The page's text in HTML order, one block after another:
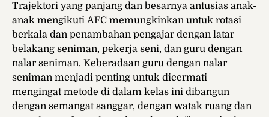
Trajektori yang panjang dan besarnya antusias anak-
anak mengikuti AFC memungkinkan untuk rotasi
berkala dan penambahan pengajar dengan latar
belakang seniman, pekerja seni, dan guru dengan
nalar seniman. Keberadaan guru dengan nalar
seniman menjadi penting untuk dicermati
mengingat metode di dalam kelas ini dibangun
dengan semangat sanggar, dengan watak ruang dan